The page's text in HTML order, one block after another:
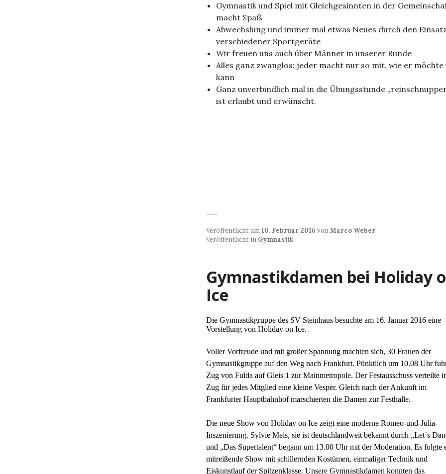
Gymnastik und Spiel mit Gleichgesinnten in der
macht Spaß
Abwechslung und immer mal etwas Neues durch den
verschiedener Sportgeräte
Wir freuen uns auch über Männer in unserer Runde
Alles ganz zwanglos: jeder macht nur so mit, wie er möchte
kann
Ganz unverbindlich mal in die Übungsstunde
ist erlaubt und erwünscht.
Veröffentlicht am10. Februar 2016 vonMarco Weber
Veröffentlicht in Gymnastik
Gymnastikdamen bei Holiday
Ice
Die Gymnastikgruppe des SV Steinhaus besuchte am 16. Januar 2016 eine
Vorstellung von Holiday on Ice.
Voller Vorfreude und mit großer Spannung machten sich, 30 Frauen der
Gymnastikgruppe auf den Weg nach Frankfurt. Pünktlich um 10.08 Uhr
Zug von Fulda auf Gleis 1 zur Mainmetropole. Der Festausschuss verteilte
Zug für jedes Mitglied eine kleine Vesper. Gleich nach der Ankunft im
Frankfurter Hauptbahnhof marschierten die Damen zur Festhalle.
Die neue Show von Holiday on Ice zeigt eine moderne Romeo-und-Julia-
Inszenierung. Sylvie Meis, sie ist deutschlandweit bekannt durch „Let`s
und „Das Supertalent“ begann um 13.00 Uhr mit der Moderation. Es folgte
mitreißende Show mit schillernden Kostümen, einmaliger Technik und
Eiskunstlauf der Spitzenklasse. Unsere Gymnastikdamen konnten das